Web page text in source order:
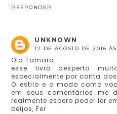
RESPONDER
UNKNOWN
17 DE AGOSTO DE 2016
Olá Tamara
esse livro desperta
especialmente por conta
O estilo e o modo como
em seus comentários me
realmente espero poder ler
beijos, Fer